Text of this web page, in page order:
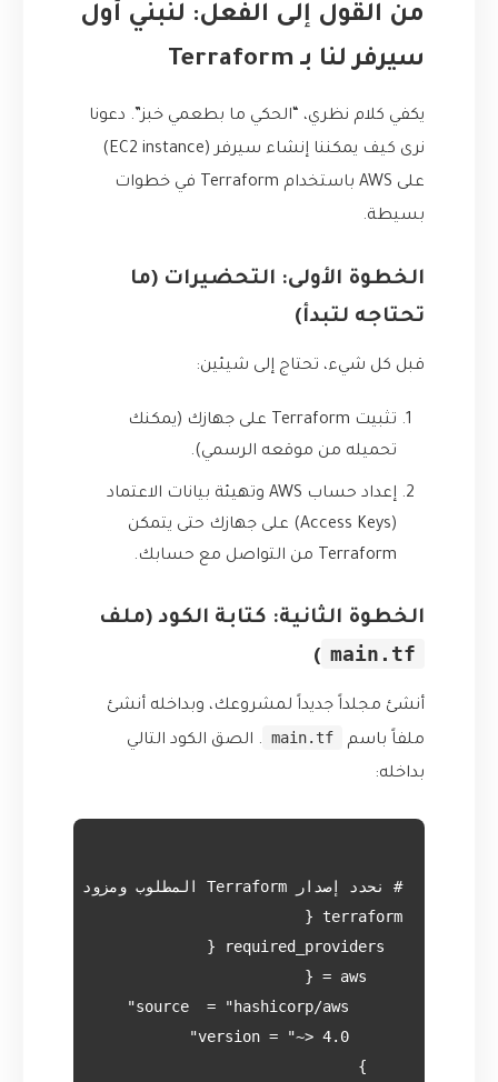
من القول إلى الفعل: لنبني أول
سيرفر لنا بـ Terraform
يكفي كلام نظري، “الحكي ما بطعمي خبز”. دعونا
نرى كيف يمكننا إنشاء سيرفر (EC2 instance)
على AWS باستخدام Terraform في خطوات
بسيطة.
الخطوة الأولى: التحضيرات (ما
تحتاجه لتبدأ)
قبل كل شيء، تحتاج إلى شيئين:
تثبيت Terraform على جهازك (يمكنك
تحميله من موقعه الرسمي).
إعداد حساب AWS وتهيئة بيانات الاعتماد
(Access Keys) على جهازك حتى يتمكن
Terraform من التواصل مع حسابك.
الخطوة الثانية: كتابة الكود (ملف
main.tf
)
أنشئ مجلداً جديداً لمشروعك، وبداخله أنشئ
ملفاً باسم
main.tf . الصق الكود التالي
بداخله: